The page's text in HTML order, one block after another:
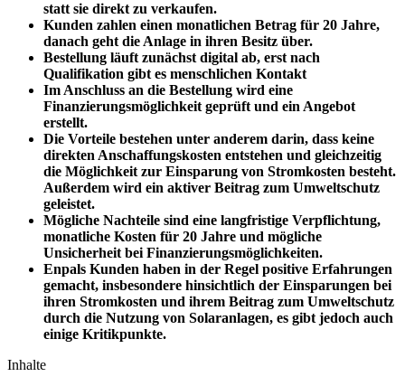
statt sie direkt zu verkaufen.
Kunden zahlen einen monatlichen Betrag für 20 Jahre,
danach geht die Anlage in ihren Besitz über.
Bestellung läuft zunächst digital ab, erst nach
Qualifikation gibt es menschlichen Kontakt
Im Anschluss an die Bestellung wird eine
Finanzierungsmöglichkeit geprüft und ein Angebot
erstellt.
Die Vorteile bestehen unter anderem darin, dass keine
direkten Anschaffungskosten entstehen und gleichzeitig
die Möglichkeit zur Einsparung von Stromkosten besteht.
Außerdem wird ein aktiver Beitrag zum Umweltschutz
geleistet.
Mögliche Nachteile sind eine langfristige Verpflichtung,
monatliche Kosten für 20 Jahre und mögliche
Unsicherheit bei Finanzierungsmöglichkeiten.
Enpals Kunden haben in der Regel positive Erfahrungen
gemacht, insbesondere hinsichtlich der Einsparungen bei
ihren Stromkosten und ihrem Beitrag zum Umweltschutz
durch die Nutzung von Solaranlagen, es gibt jedoch auch
einige Kritikpunkte.
Inhalte